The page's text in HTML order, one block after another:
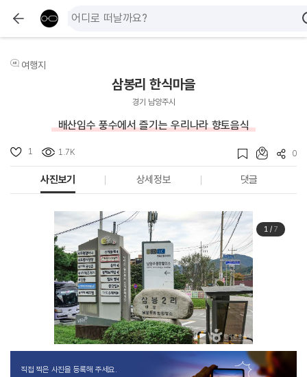
여행지
삼봉리 한식마을
경기 남양주시
배산임수 풍수에서 즐기는 우리나라 향토음식
1 1.7K 0
사진보기 상세정보 댓글
1/ 7
직접 찍은 사진을 등록해 주세요.